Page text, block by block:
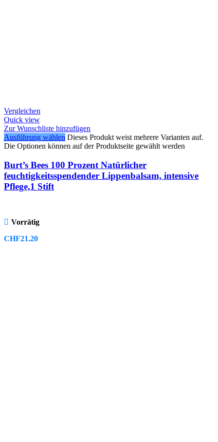
Vergleichen
Quick view
Zur Wunschliste hinzufügen
Ausführung wählen Dieses Produkt weist mehrere Varianten auf.
Die Optionen können auf der Produktseite gewählt werden
Burt’s Bees 100 Prozent Natürlicher
feuchtigkeitsspendender Lippenbalsam, intensive
Pflege,1 Stift
Vorrätig
CHF21.20